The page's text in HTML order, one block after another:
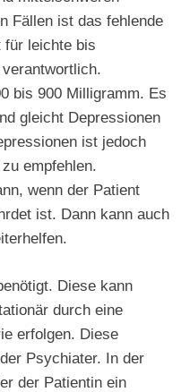
Fällen ist das fehlende
für leichte bis
bis 900 Milligramm. Es
gleicht Depressionen
ist jedoch
empfehlen.
wenn der Patient
ist. Dann kann auch
Diese kann
durch eine
erfolgen. Diese
Psychiater. In der
der Patientin ein